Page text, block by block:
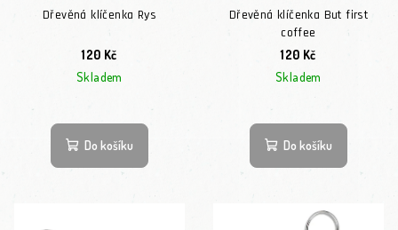
Dřevěná klíčenka Rys
120 Kč
Skladem
Do košíku
Dřevěná klíčenka But first
coffee
120 Kč
Skladem
Do košíku